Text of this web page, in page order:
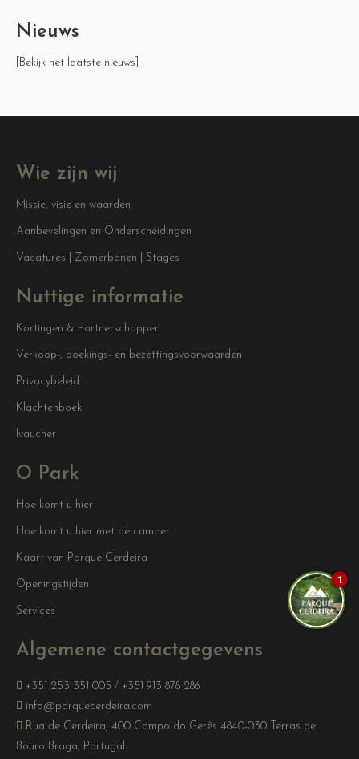
Nieuws
[Bekijk het laatste nieuws]
Wie zijn wij
Missie, visie en waarden
Aanbevelingen en Onderscheidingen
Vacatures | Zomerbanen | Stages
Nuttige informatie
Kortingen & Partnerschappen
Verkoop-, boekings- en bezettingsvoorwaarden
Privacybeleid
Klachtenboek
Ivaucher
O Park
Hoe komt u hier
Hoe komt u hier met de camper
Kaart van Parque Cerdeira
Openingstijden
Services
Algemene contactgegevens
+351 253 351 005 / +351 913 878 286
info@parquecerdeira.com
Rua de Cerdeira, 400 Campo do Gerês 4840-030 Terras de
Bouro Braga, Portugal
1